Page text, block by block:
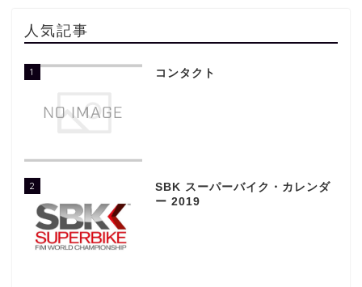
人気記事
1 コンタクト
2
SBK スーパーバイク・カレンダ
ー 2019